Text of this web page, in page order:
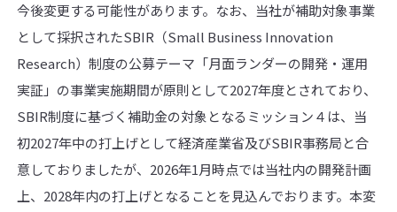
今後変更する可能性があります。なお、当社が補助対象事業
として採択されたSBIR（Small Business Innovation
Research）制度の公募テーマ「月面ランダーの開発・運用
実証」の事業実施期間が原則として2027年度とされており、
SBIR制度に基づく補助金の対象となるミッション４は、当
初2027年中の打上げとして経済産業省及びSBIR事務局と合
意しておりましたが、2026年1月時点では当社内の開発計画
上、2028年内の打上げとなることを見込んでおります。本変